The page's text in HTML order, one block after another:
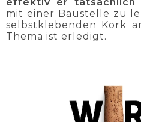
mit einer Baustelle zu
selbstklebenden Kork
Thema ist erledigt.